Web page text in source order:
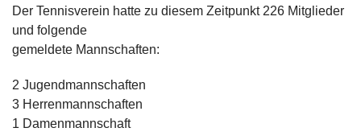
Der Tennisverein hatte zu diesem Zeitpunkt 226 Mitglieder
und folgende
gemeldete Mannschaften:
2 Jugendmannschaften
3 Herrenmannschaften
1 Damenmannschaft